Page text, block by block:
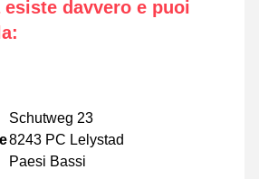
esiste davvero e puoi
:
Schutweg 23
8243 PC Lelystad
Paesi Bassi